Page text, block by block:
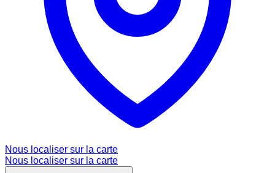
Nous localiser sur la carte
Nous localiser sur la carte